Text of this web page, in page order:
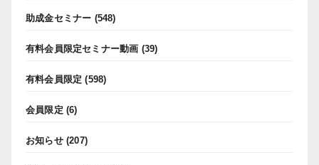
助成金セミナー (548)
有料会員限定セミナー動画 (39)
有料会員限定 (598)
会員限定 (6)
お知らせ(207)